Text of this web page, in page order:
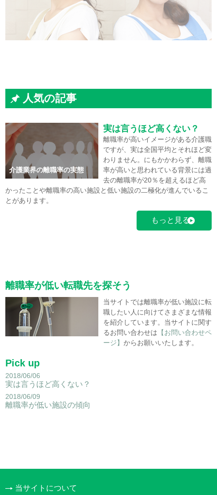
人気の記事
介護業界の離職率の実態
実は言うほど高くない？
離職率が高いイメージがある介護職
ですが、実は全国平均とそれほど変
わりません。にもかかわらず、離職
率が高いと思われている背景には過
去の離職率が20％を超えるほど高
かったことや離職率の高い施設と低い施設の二極化が進んでいるこ
とがあります。
もっと見る
離職率が低い転職先を探そう
当サイトでは離職率が低い施設に転
職したい人に向けてさまざまな情報
を紹介しています。当サイトに関す
るお問い合わせは 【お問い合わせペ
ージ】 からお願いいたします。
Pick up
2018/06/06
実は言うほど高くない？
2018/06/09
離職率が低い施設の傾向
当サイトについて